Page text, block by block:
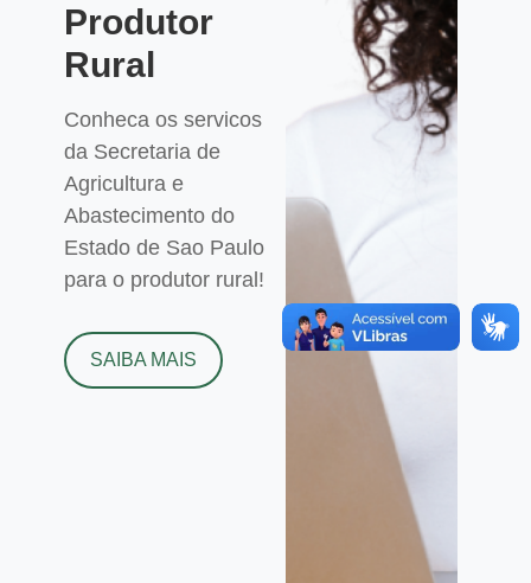
Produtor
Rural
Conheca os servicos
da Secretaria de
Agricultura e
Abastecimento do
Estado de Sao Paulo
para o produtor rural!
SAIBA MAIS